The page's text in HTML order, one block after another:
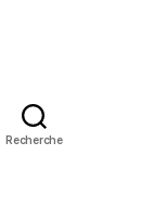
Recherche